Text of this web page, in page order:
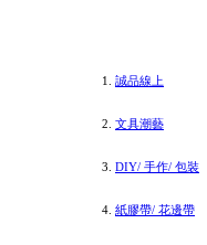
誠品線上
文具潮藝
DIY/ 手作/ 包裝
紙膠帶/ 花邊帶